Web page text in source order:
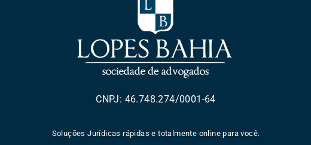
CNPJ: 46.748.274/0001-64
Soluções Jurídicas rápidas e totalmente online para você.